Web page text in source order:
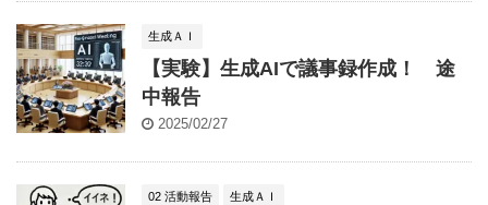
生成ＡＩ
【実験】生成AIで議事録作成！ 途
中報告
2025/02/27
02 活動報告 生成ＡＩ